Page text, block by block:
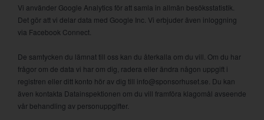
Vi använder Google Analytics för att samla in allmän besöksstatistik.
Det gör att vi delar data med Google Inc. Vi erbjuder även inloggning
via Facebook Connect.
De samtycken du lämnat till oss kan du återkalla om du vill. Om du har
frågor om de data vi har om dig, radera eller ändra någon uppgift i
registren eller ditt konto hör av dig till info@sponsorhuset.se. Du kan
även kontakta Datainspektionen om du vill framföra klagomål avseende
vår behandling av personuppgifter.